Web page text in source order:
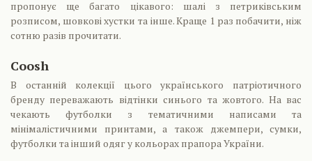
пропонує ще багато цікавого: шалі з петриківським
розписом, шовкові хустки та інше. Краще 1 раз побачити, ніж
сотню разів прочитати.
Coosh
В останній колекції цього українського патріотичного
бренду переважають відтінки синього та жовтого. На вас
чекають футболки з тематичними написами та
мінімалістичними принтами, а також джемпери, сумки,
футболки та інший одяг у кольорах прапора України.